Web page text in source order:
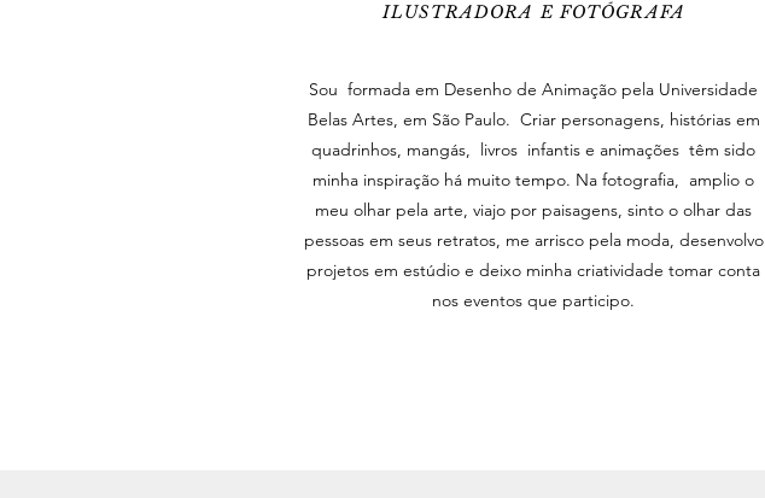
ILUSTRADORA E FOTÓGRAFA
Sou formada em Desenho de Animação pela Universidade
Belas Artes, em São Paulo. Criar personagens, histórias em
quadrinhos, mangás, livros infantis e animações têm sido
minha inspiração há muito tempo. Na fotografia, amplio o
meu olhar pela arte, viajo por paisagens, sinto o olhar das
pessoas em seus retratos, me arrisco pela moda, desenvolvo
projetos em estúdio e deixo minha criatividade tomar conta
nos eventos que participo.